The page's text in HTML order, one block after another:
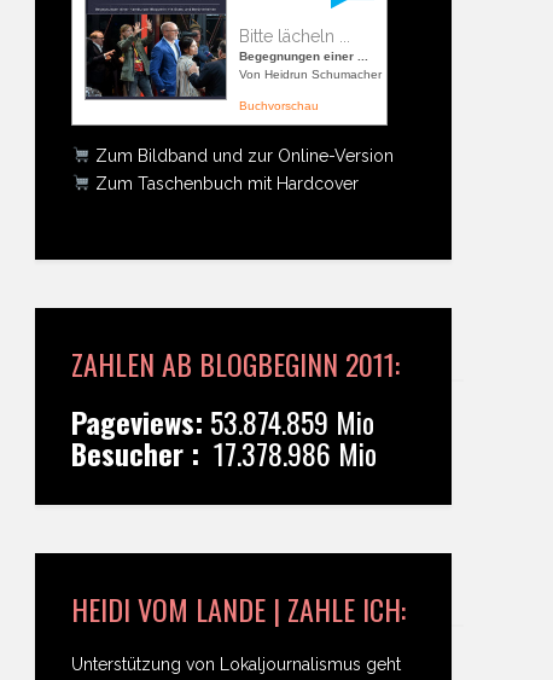
Bitte lächeln ...
Begegnungen einer ...
Von Heidrun Schumacher
Buchvorschau
Zum Bildband und zur Online-Version
Zum Taschenbuch mit Hardcover
ZAHLEN AB BLOGBEGINN 2011:
Pageviews: 53.874.859 Mio
Besucher : 17.378.986 Mio
HEIDI VOM LANDE | ZAHLE ICH:
Unterstützung von Lokaljournalismus geht